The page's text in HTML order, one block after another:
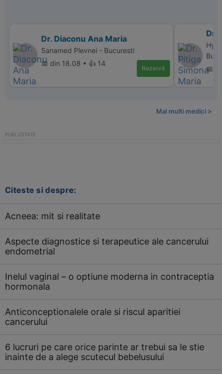
Dr. Diaconu Ana Maria
Sanamed Plevnei - Bucuresti
📅 din 18.08 • 👍 14
Rezervă
Dr.
📅
Mai multi medici >
Citeste si despre:
Acneea: mit si realitate
Aspecte diagnostice si terapeutice ale cancerului
endometrial
Inelul vaginal – o optiune moderna in contraceptia
hormonala
Anticonceptionalele orale si riscul aparitiei
cancerului
6 lucruri pe care orice parinte ar trebui sa le stie
inainte de a alege scutecul bebelusului